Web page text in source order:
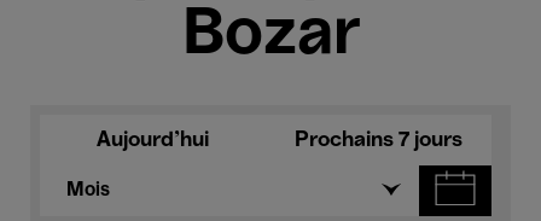
Bozar
Aujourd'hui Prochains 7 jours
Mois